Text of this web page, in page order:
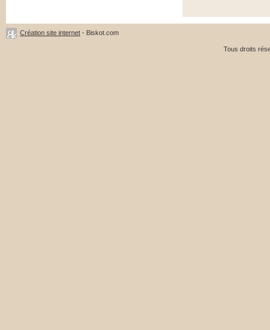
Création site internet - Biskot.com
Tous droits